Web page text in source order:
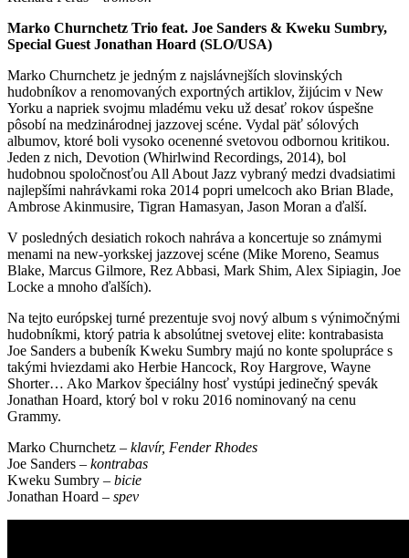
Marko Churnchetz Trio feat. Joe Sanders & Kweku Sumbry,
Special Guest Jonathan Hoard (SLO/USA)
Marko Churnchetz je jedným z najslávnejších slovinských
hudobníkov a renomovaných exportných artiklov, žijúcim v New
Yorku a napriek svojmu mladému veku už desať rokov úspešne
pôsobí na medzinárodnej jazzovej scéne. Vydal päť sólových
albumov, ktoré boli vysoko ocenenné svetovou odbornou kritikou.
Jeden z nich, Devotion (Whirlwind Recordings, 2014), bol
hudobnou spoločnosťou All About Jazz vybraný medzi dvadsiatimi
najlepšími nahrávkami roka 2014 popri umelcoch ako Brian Blade,
Ambrose Akinmusire, Tigran Hamasyan, Jason Moran a ďalší.
V posledných desiatich rokoch nahráva a koncertuje so známymi
menami na new-yorkskej jazzovej scéne (Mike Moreno, Seamus
Blake, Marcus Gilmore, Rez Abbasi, Mark Shim, Alex Sipiagin, Joe
Locke a mnoho ďalších).
Na tejto európskej turné prezentuje svoj nový album s výnimočnými
hudobníkmi, ktorý patria k absolútnej svetovej elite: kontrabasista
Joe Sanders a bubeník Kweku Sumbry majú no konte spolupráce s
takými hviezdami ako Herbie Hancock, Roy Hargrove, Wayne
Shorter… Ako Markov špeciálny hosť vystúpi jedinečný spevák
Jonathan Hoard, ktorý bol v roku 2016 nominovaný na cenu
Grammy.
Marko Churnchetz – klavír, Fender Rhodes
Joe Sanders – kontrabas
Kweku Sumbry – bicie
Jonathan Hoard – spev